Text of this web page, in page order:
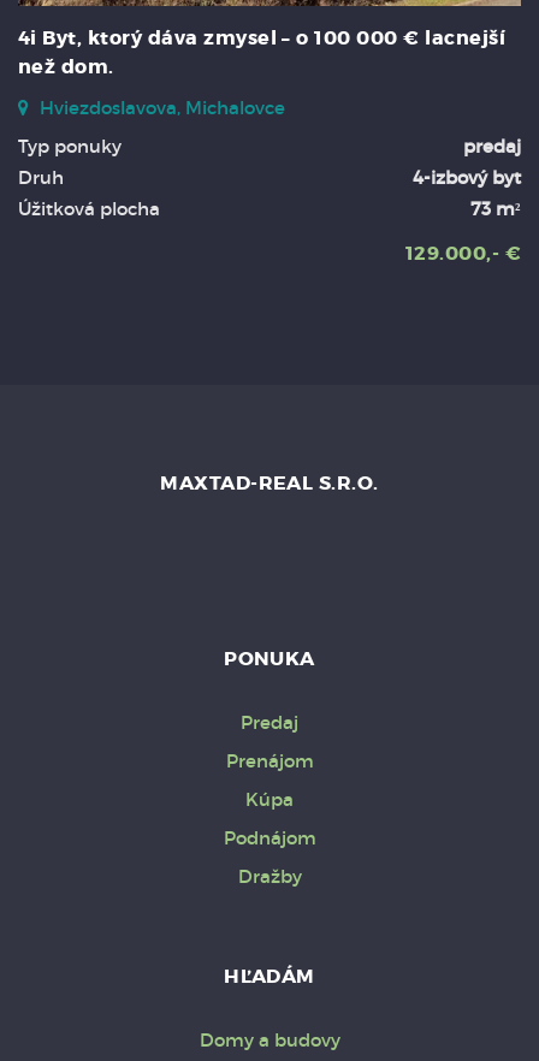
4i Byt, ktorý dáva zmysel – o 100 000 € lacnejší
než dom.
Hviezdoslavova, Michalovce
Typ ponuky
predaj
Druh
4-izbový byt
Úžitková plocha
73 m²
129.000,- €
MAXTAD-REAL S.R.O.
PONUKA
Predaj
Prenájom
Kúpa
Podnájom
Dražby
HĽADÁM
Domy a budovy